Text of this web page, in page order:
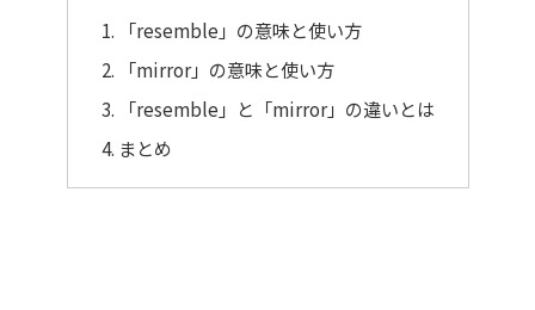
「resemble」の意味と使い方
「mirror」の意味と使い方
「resemble」と「mirror」の違いとは
まとめ